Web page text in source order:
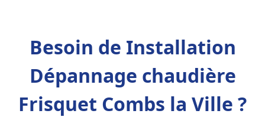
Besoin de Installation
Dépannage chaudière
Frisquet Combs la Ville ?